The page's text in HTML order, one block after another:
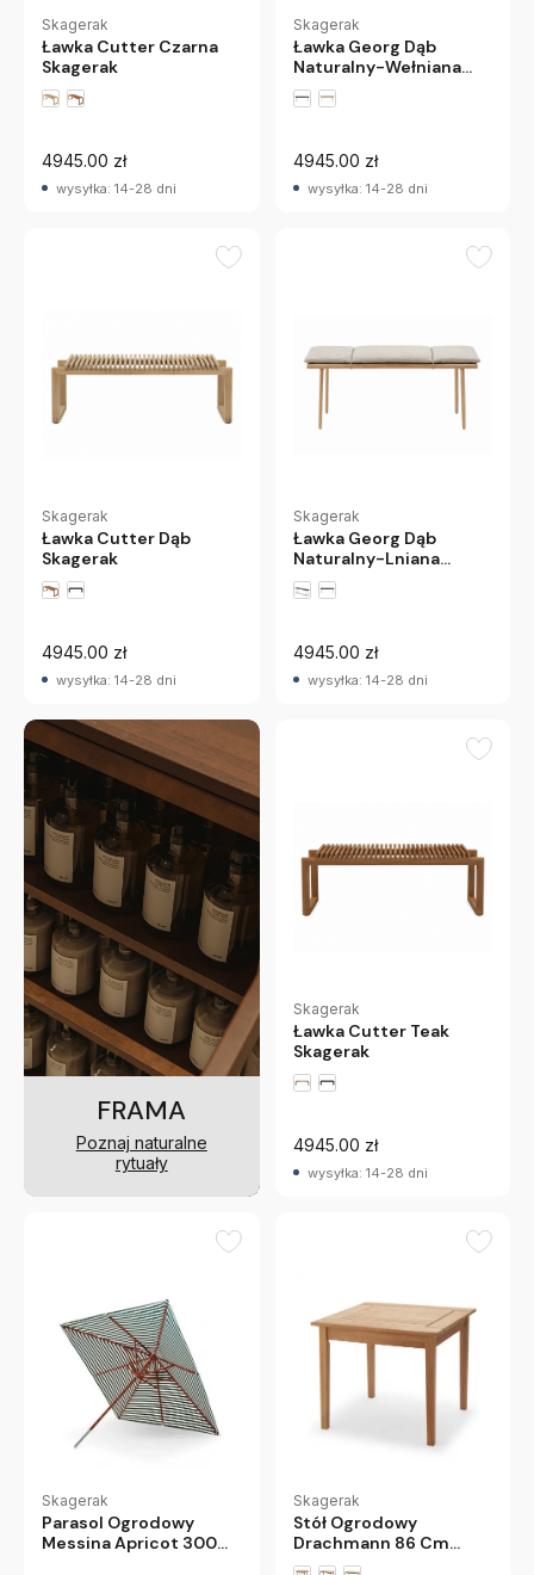
Skagerak
Ławka Cutter Czarna
Skagerak
4945.00 zł
wysyłka: 14-28 dni
Skagerak
Ławka Georg Dąb
Naturalny-Wełniana
Poduszka Skagerak
4945.00 zł
wysyłka: 14-28 dni
Skagerak
Ławka Cutter Dąb
Skagerak
4945.00 zł
wysyłka: 14-28 dni
Skagerak
Ławka Georg Dąb
Naturalny-Lniana
Poduszka Skagerak
4945.00 zł
wysyłka: 14-28 dni
FRAMA
Poznaj naturalne
rytuały
Skagerak
Ławka Cutter Teak
Skagerak
4945.00 zł
wysyłka: 14-28 dni
Skagerak
Parasol Ogrodowy
Messina Apricot 300
Skagerak
Stół Ogrodowy
Drachmann 86 Cm
Skagerak